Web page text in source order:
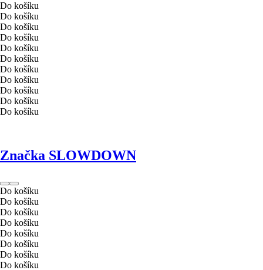
Do košíku
Do košíku
Do košíku
Do košíku
Do košíku
Do košíku
Do košíku
Do košíku
Do košíku
Do košíku
Do košíku
Značka SLOWDOWN
Do košíku
Do košíku
Do košíku
Do košíku
Do košíku
Do košíku
Do košíku
Do košíku